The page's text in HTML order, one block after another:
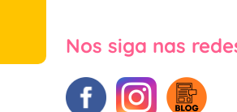
Nos siga nas